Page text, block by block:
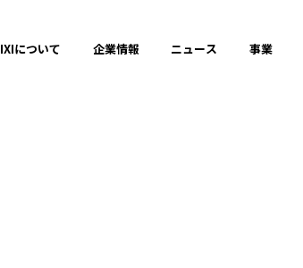
について 企業情報 ニュース 事業